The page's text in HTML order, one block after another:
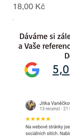
Cena
18,00 Kč
.
5,0
Dáváme si
a Vaše